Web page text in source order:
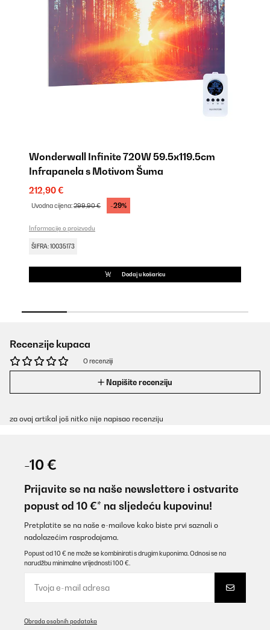
Wonderwall Infinite 720W 59.5x119.5cm
Infrapanela s Motivom Šuma
212,90 €
Uvodna cijena:299,90 € -29%
Informacije o proizvodu
ŠIFRA: 10035173
Dodaj u košaricu
Recenzije kupaca
O recenziji
Napišite recenziju
za ovaj artikal još nitko nije napisao recenziju
-10 €
Prijavite se na naše newslettere i ostvarite
popust od 10 €* na sljedeću kupovinu!
Pretplatite se na naše e-mailove kako biste prvi saznali o
nadolazećim rasprodajama.
Popust od 10 € ne može se kombinirati s drugim kuponima. Odnosi se na
narudžbu minimalne vrijednosti 100 €.
Obrada osobnih podataka